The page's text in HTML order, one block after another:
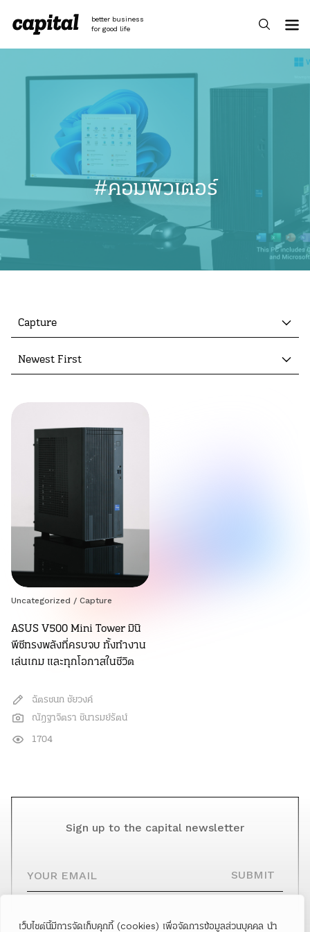
เว็บไซต์นี้มีการจัดเก็บคุกกี้ (cookies) เพื่อจัดการข้อมูลส่วนบุคคล นำ
content
better business
for good life
#คอมพิวเตอร์
Capture
Newest First
Uncategorized / Capture
ASUS V500 Mini Tower มินิ
พีซีทรงพลังที่ครบจบ ทั้งทำงาน
เล่นเกม และทุกโอกาสในชีวิต
ฉัตรชนก ชัยวงค์
ณัฎฐาจิตรา ชินารมย์รัตน์
1704
Sign up to the capital newsletter
SUBMIT